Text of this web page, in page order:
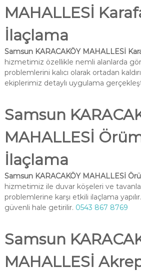
MAHALLESİ
İlaçlama
Samsun KARACAKÖY MAHALLESİ
hizmetimiz özellikle nemli alanlarda
problemlerini kalıcı olarak ortadan
ekiplerimiz detaylı uygulama
Samsun
MAHALLESİ
İlaçlama
Samsun KARACAKÖY MAHALLESİ
hizmetimiz ile duvar köşeleri ve
problemlerine karşı etkili ilaçlama
güvenli hale getirilir. 0543 867 8769
Samsun
MAHALLESİ